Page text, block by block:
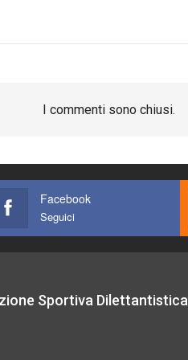
I commenti sono chiusi.
Facebook
Seguici
Sportiva Dilettantistica